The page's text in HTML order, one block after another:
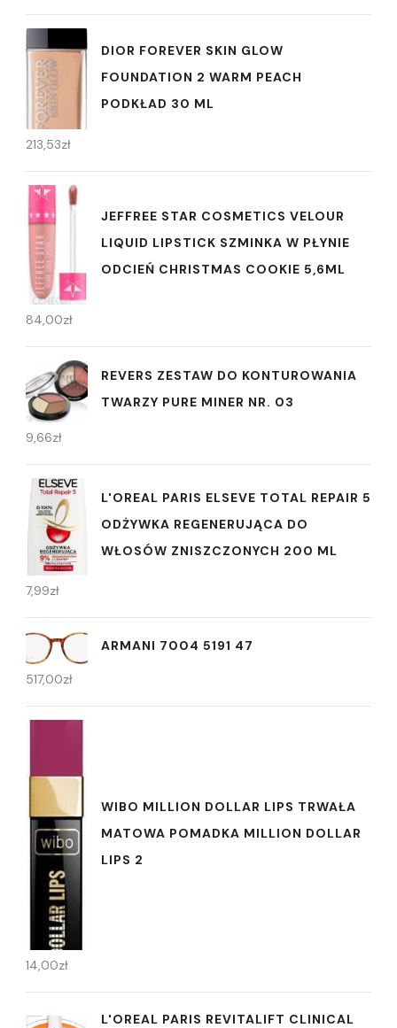
DIOR FOREVER SKIN GLOW
FOUNDATION 2 WARM PEACH
PODKŁAD 30 ML
213,53zł
JEFFREE STAR COSMETICS VELOUR
LIQUID LIPSTICK SZMINKA W PŁYNIE
ODCIEŃ CHRISTMAS COOKIE 5,6ML
84,00zł
REVERS ZESTAW DO KONTUROWANIA
TWARZY PURE MINER NR. 03
9,66zł
L'OREAL PARIS ELSEVE TOTAL REPAIR 5
ODŻYWKA REGENERUJĄCA DO
WŁOSÓW ZNISZCZONYCH 200 ML
7,99zł
ARMANI 7004 5191 47
517,00zł
WIBO MILLION DOLLAR LIPS TRWAŁA
MATOWA POMADKA MILLION DOLLAR
LIPS 2
14,00zł
L'OREAL PARIS REVITALIFT CLINICAL